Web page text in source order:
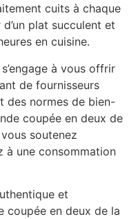
cuits à chaque
plat succulent et
en cuisine.
à vous offrir
de fournisseurs
des normes de bien-
coupée en deux de
soutenez
à une consommation
et
coupée en deux de la